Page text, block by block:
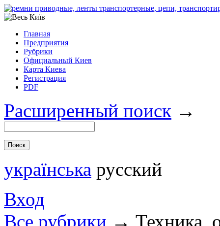
Главная
Предприятия
Рубрики
Официальный Киев
Карта Киева
Регистрация
PDF
Расширенный поиск →
українська русский
Вход
Все рубрики → Техника,